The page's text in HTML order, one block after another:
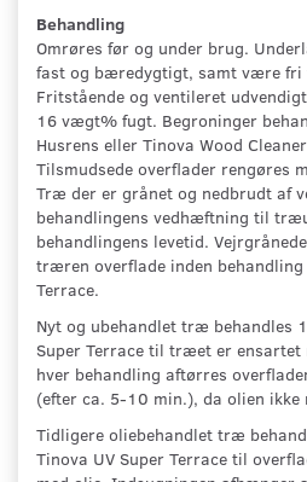
Behandling
Omrøres før og under brug.
fast og bæredygtigt, samt være fri
Fritstående og ventileret
16 vægt% fugt. Begroninger
Husrens eller Tinova Wood
Tilsmudsede overflader rengøres
Træ der er grånet og nedbrudt af
behandlingens vedhæftning til
behandlingens levetid.
træren overflade inden behandling
Terrace.
Nyt og ubehandlet træ behandles
Super Terrace til træet er
hver behandling aftørres
(efter ca. 5-10 min.), da olien ikke
Tidligere oliebehandlet træ
Tinova UV Super Terrace til